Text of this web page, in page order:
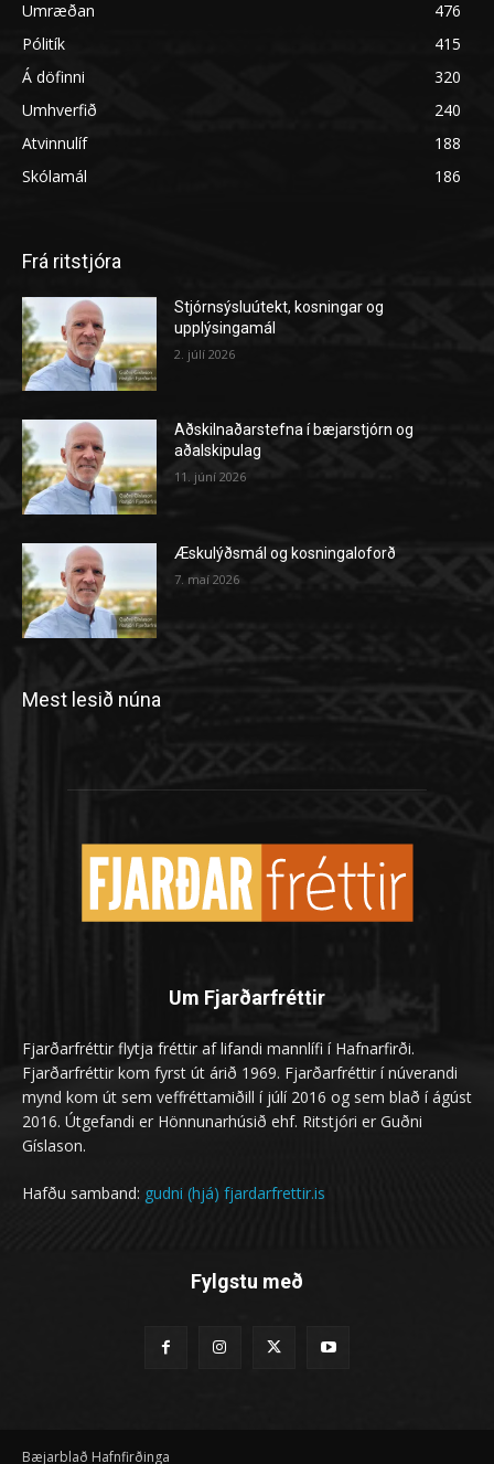
Umræðan
476
Pólitík
415
Á döfinni
320
Umhverfið
240
Atvinnulíf
188
Skólamál
186
Frá ritstjóra
Stjórnsýsluútekt, kosningar og
upplýsingamál
2. júlí 2026
Aðskilnaðarstefna í bæjarstjórn og
aðalskipulag
11. júní 2026
Æskulýðsmál og kosningaloforð
7. maí 2026
Mest lesið núna
Um Fjarðarfréttir
Fjarðarfréttir flytja fréttir af lifandi mannlífi í Hafnarfirði.
Fjarðarfréttir kom fyrst út árið 1969. Fjarðarfréttir í núverandi
mynd kom út sem veffréttamiðill í júlí 2016 og sem blað í ágúst
2016. Útgefandi er Hönnunarhúsið ehf. Ritstjóri er Guðni
Gíslason.
Hafðu samband: gudni (hjá) fjardarfrettir.is
Fylgstu með
Bæjarblað Hafnfirðinga